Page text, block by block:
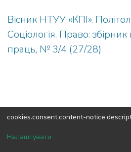
Вісник НТУУ «КПІ».
Соціологія. Право:
праць, № 3/4 (27/28)
DSpace software copyright ©
cookies.consent.content-
Налаштувати